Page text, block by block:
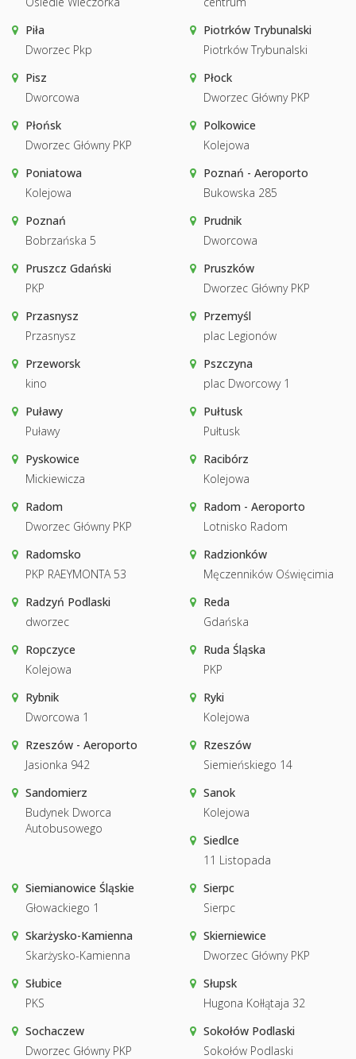
Piła
Dworzec Pkp
Piotrków Trybunalski
Piotrków Trybunalski
Pisz
Dworcowa
Płock
Dworzec Główny PKP
Płońsk
Dworzec Główny PKP
Polkowice
Kolejowa
Poniatowa
Kolejowa
Poznań - Aeroporto
Bukowska 285
Poznań
Bobrzańska 5
Prudnik
Dworcowa
Pruszcz Gdański
PKP
Pruszków
Dworzec Główny PKP
Przasnysz
Przasnysz
Przemyśl
plac Legionów
Przeworsk
kino
Pszczyna
plac Dworcowy 1
Puławy
Puławy
Pułtusk
Pułtusk
Pyskowice
Mickiewicza
Racibórz
Kolejowa
Radom
Dworzec Główny PKP
Radom - Aeroporto
Lotnisko Radom
Radomsko
PKP RAEYMONTA 53
Radzionków
Męczenników Oświęcimia
Radzyń Podlaski
dworzec
Reda
Gdańska
Ropczyce
Kolejowa
Ruda Śląska
PKP
Rybnik
Dworcowa 1
Ryki
Kolejowa
Rzeszów - Aeroporto
Jasionka 942
Rzeszów
Siemieńskiego 14
Sandomierz
Budynek Dworca
Autobusowego
Sanok
Kolejowa
Siedlce
11 Listopada
Siemianowice Śląskie
Głowackiego 1
Sierpc
Sierpc
Skarżysko-Kamienna
Skarżysko-Kamienna
Skierniewice
Dworzec Główny PKP
Słubice
PKS
Słupsk
Hugona Kołłątaja 32
Sochaczew
Dworzec Główny PKP
Sokołów Podlaski
Sokołów Podlaski